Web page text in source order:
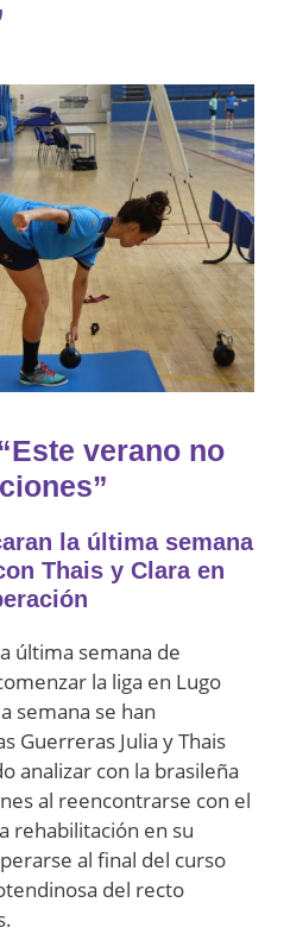
verano no
la última semana
Thais y Clara en
última semana de
la liga en Lugo
semana se han
Guerreras Julia y Thais
analizar con la brasileña
al reencontrarse con el
rehabilitación en su
al final del curso
del recto